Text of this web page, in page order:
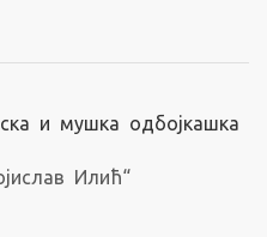
и мушка одбојкашка
Илић“